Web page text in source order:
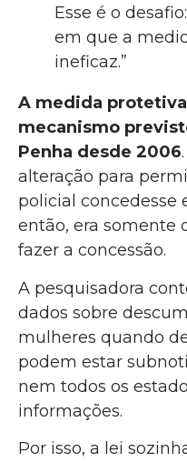
Esse é o
em que a
ineficaz.”
A medida
mecanismo
Penha desde 2006
alteração para
policial concedesse
então, era somente
fazer a concessão.
A pesquisadora
dados sobre
mulheres quando
podem estar
nem todos os
informações.
Por isso, a lei